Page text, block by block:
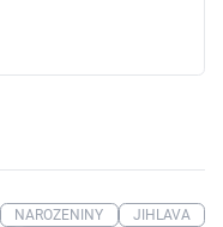
NAROZENINY
JIHLAVA